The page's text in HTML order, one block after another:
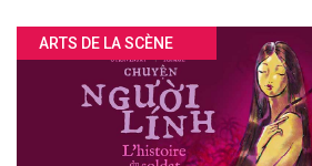
ARTS DE LA SCÈNE